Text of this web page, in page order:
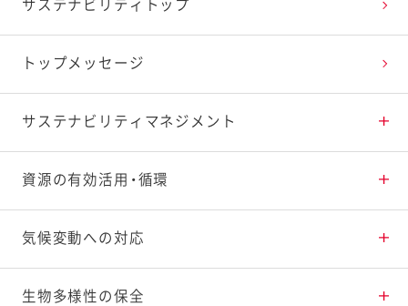
サステナビリティトップ
トップメッセージ
サステナビリティ マネジメント
重点課題と推進体制
環境マネジメント
ステークホルダーとの対話
資源の有効活用・循環
食品ロスの削減・有効活用
プラスチックの削減・再利用
気候変動への対応
CO2排出量の削減
生物多様性の保全